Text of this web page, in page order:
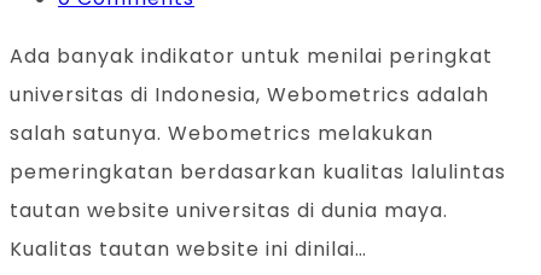
Ada banyak indikator untuk menilai peringkat
universitas di Indonesia, Webometrics adalah
salah satunya. Webometrics melakukan
pemeringkatan berdasarkan kualitas lalulintas
tautan website universitas di dunia maya.
Kualitas tautan website ini dinilai…